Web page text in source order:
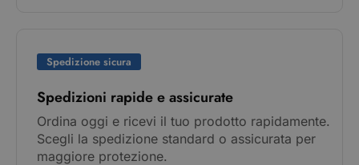
Spedizione sicura
Spedizioni rapide e assicurate
Ordina oggi e ricevi il tuo prodotto rapidamente.
Scegli la spedizione standard o assicurata per
maggiore protezione.